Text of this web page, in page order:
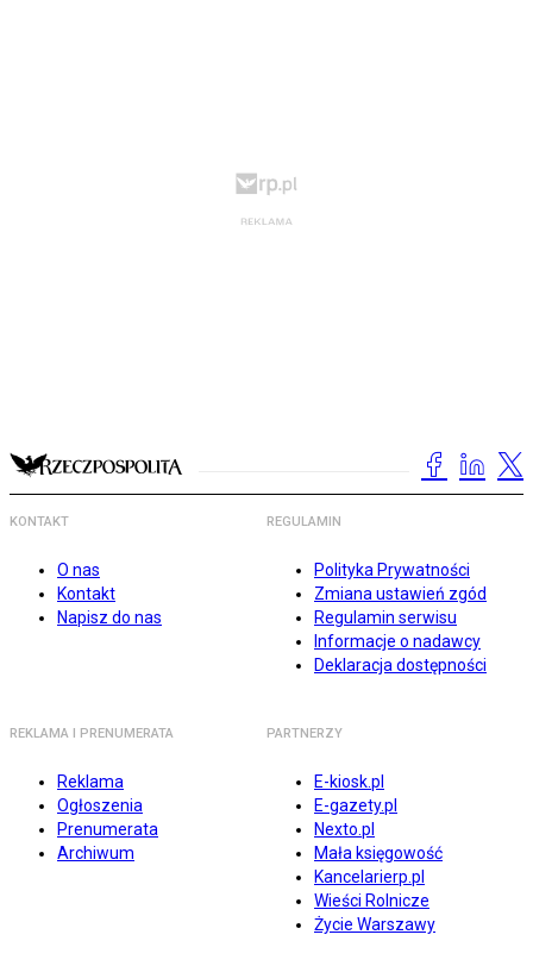
KONTAKT
O nas
Kontakt
Napisz do nas
REGULAMIN
Polityka Prywatności
Zmiana ustawień zgód
Regulamin serwisu
Informacje o nadawcy
Deklaracja dostępności
REKLAMA I PRENUMERATA
Reklama
Ogłoszenia
Prenumerata
Archiwum
PARTNERZY
E-kiosk.pl
E-gazety.pl
Nexto.pl
Mała księgowość
Kancelarierp.pl
Wieści Rolnicze
Życie Warszawy